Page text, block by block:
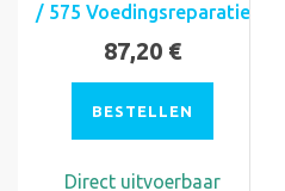
/ 575 Voedingsreparatie
87,20 €
BESTELLEN
Direct uitvoerbaar